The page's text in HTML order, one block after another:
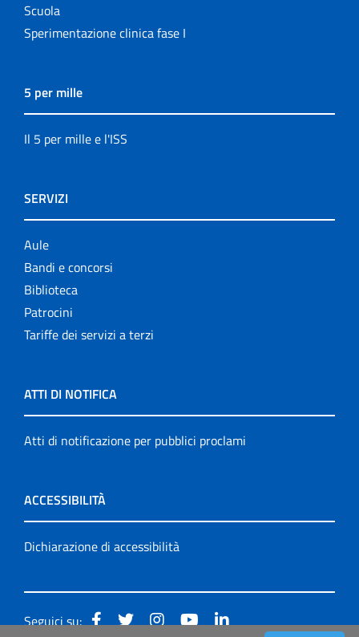
Scuola
Sperimentazione clinica fase I
5 per mille
Il 5 per mille e l'ISS
SERVIZI
Aule
Bandi e concorsi
Biblioteca
Patrocini
Tariffe dei servizi a terzi
ATTI DI NOTIFICA
Atti di notificazione per pubblici proclami
ACCESSIBILITÀ
Dichiarazione di accessibilità
Seguici su: